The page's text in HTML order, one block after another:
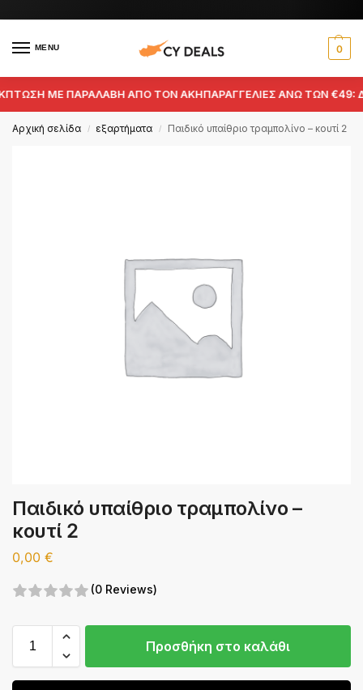
MENU 0
ΜΕ ΠΑΡΑΛΑΒΗ ΑΠΟ ΤΟΝ ΑΚΗΠΑΡΑΓΓΕΛΙΕΣ ΑΝΩ ΤΩΝ €49:
Αρχική σελίδα / εξαρτήματα / Παιδικό υπαίθριο τραμπολίνο – κουτί 2
Παιδικό υπαίθριο τραμπολίνο –
κουτί 2
0,00 €
(0 Reviews)
Προσθήκη στο καλάθι